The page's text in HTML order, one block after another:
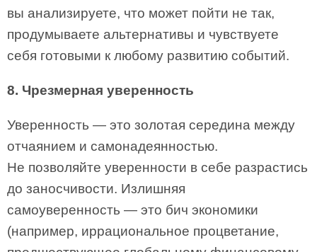
вы анализируете, что может пойти не так,
продумываете альтернативы и чувствуете
себя готовыми к любому развитию событий.
8. Чрезмерная уверенность
Уверенность — это золотая середина между
отчаянием и самонадеянностью.
Не позволяйте уверенности в себе разрастись
до заносчивости. Излишняя
самоуверенность — это бич экономики
(например, иррациональное процветание,